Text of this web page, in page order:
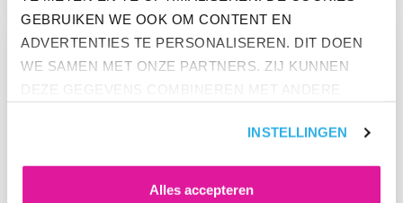
GEBRUIKEN WE OOK OM CONTENT EN
ADVERTENTIES TE PERSONALISEREN. DIT DOEN
WE SAMEN MET ONZE PARTNERS. ZIJ KUNNEN
ACCEPTEREN' ALS JE INSTEMT MET ALLE
NOODZAKELIJKE COOKIES WILT. ONDER 'ZELF
INSTELLINGEN
Alles accepteren
GA NAAR “DE PPI: REVOLUTIE IN DE NEDERLANDSE